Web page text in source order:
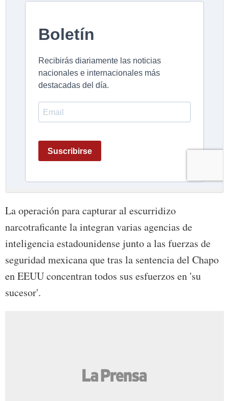
La operación para capturar al escurridizo
narcotraficante la integran varias agencias de
inteligencia estadounidense junto a las fuerzas de
seguridad mexicana que tras la sentencia del Chapo
en EEUU concentran todos sus esfuerzos en 'su
sucesor'.